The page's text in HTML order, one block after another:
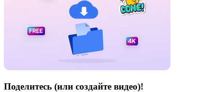
Поделитесь (или создайте видео)!